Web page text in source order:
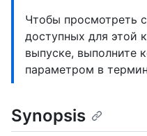
Чтобы просмотреть
доступных для этой
выпуске, выполните
параметром в
Synopsis